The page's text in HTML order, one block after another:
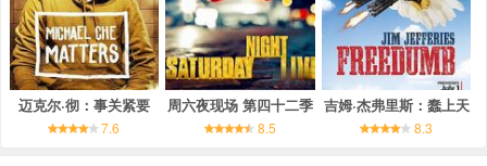
迈克尔·彻：事关紧要
7.6
周六夜现场 第四十二季
8.5
吉姆·杰弗里斯：蠢上天
8.3